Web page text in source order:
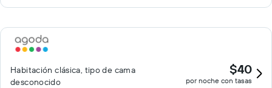
Habitación clásica, tipo de cama
desconocido
$40
por noche con tasas